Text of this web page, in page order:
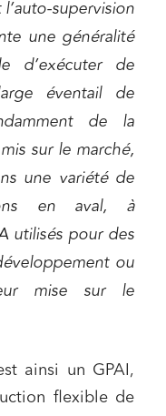
supervision
une généralité
d’exécuter de
éventail de
de la
sur le marché,
une variété de
en aval, à
utilisés pour des
ou
mise sur le
ainsi un GPAI,
flexible de